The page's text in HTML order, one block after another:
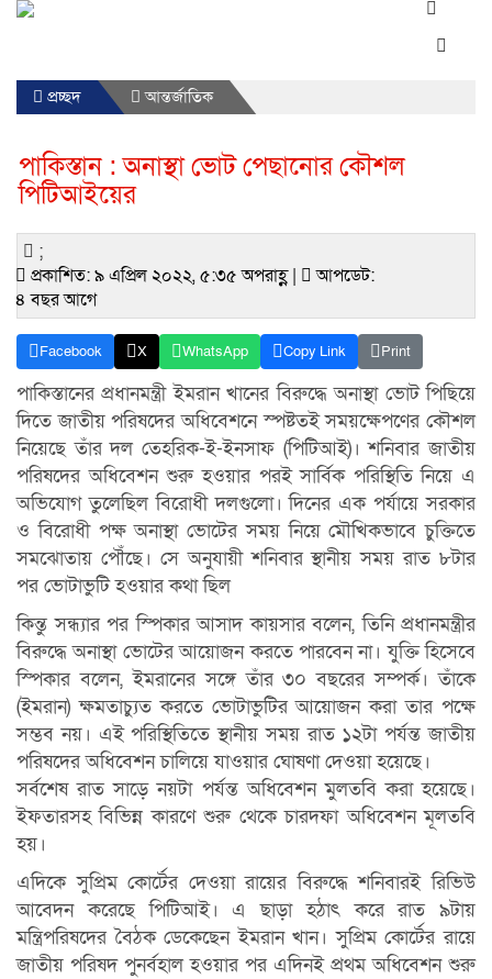
প্রচ্ছদ আন্তর্জাতিক
পাকিস্তান : অনাস্থা ভোট পেছানোর কৌশল
পিটিআইয়ের
;
প্রকাশিত: ৯ এপ্রিল ২০২২, ৫:৩৫ অপরাহ্ণ |
আপডেট:
৪ বছর আগে
Facebook X WhatsApp Copy Link Print
পাকিস্তানের প্রধানমন্ত্রী ইমরান খানের বিরুদ্ধে অনাস্থা ভোট পিছিয়ে
দিতে জাতীয় পরিষদের অধিবেশনে স্পষ্টতই সময়ক্ষেপণের কৌশল
নিয়েছে তাঁর দল তেহরিক-ই-ইনসাফ (পিটিআই)। শনিবার জাতীয়
পরিষদের অধিবেশন শুরু হওয়ার পরই সার্বিক পরিস্থিতি নিয়ে এ
অভিযোগ তুলেছিল বিরোধী দলগুলো। দিনের এক পর্যায়ে সরকার
ও বিরোধী পক্ষ অনাস্থা ভোটের সময় নিয়ে মৌখিকভাবে চুক্তিতে
সমঝোতায় পৌঁছে। সে অনুযায়ী শনিবার স্থানীয় সময় রাত ৮টার
পর ভোটাভুটি হওয়ার কথা ছিল
কিন্তু সন্ধ্যার পর স্পিকার আসাদ কায়সার বলেন, তিনি প্রধানমন্ত্রীর
বিরুদ্ধে অনাস্থা ভোটের আয়োজন করতে পারবেন না। যুক্তি হিসেবে
স্পিকার বলেন, ইমরানের সঙ্গে তাঁর ৩০ বছরের সম্পর্ক। তাঁকে
(ইমরান) ক্ষমতাচ্যুত করতে ভোটাভুটির আয়োজন করা তার পক্ষে
সম্ভব নয়। এই পরিস্থিতিতে স্থানীয় সময় রাত ১২টা পর্যন্ত জাতীয়
পরিষদের অধিবেশন চালিয়ে যাওয়ার ঘোষণা দেওয়া হয়েছে।
সর্বশেষ রাত সাড়ে নয়টা পর্যন্ত অধিবেশন মুলতবি করা হয়েছে।
ইফতারসহ বিভিন্ন কারণে শুরু থেকে চারদফা অধিবেশন মূলতবি
হয়।
এদিকে সুপ্রিম কোর্টের দেওয়া রায়ের বিরুদ্ধে শনিবারই রিভিউ
আবেদন করেছে পিটিআই। এ ছাড়া হঠাৎ করে রাত ৯টায়
মন্ত্রিপরিষদের বৈঠক ডেকেছেন ইমরান খান। সুপ্রিম কোর্টের রায়ে
জাতীয় পরিষদ পুনর্বহাল হওয়ার পর এদিনই প্রথম অধিবেশন শুরু